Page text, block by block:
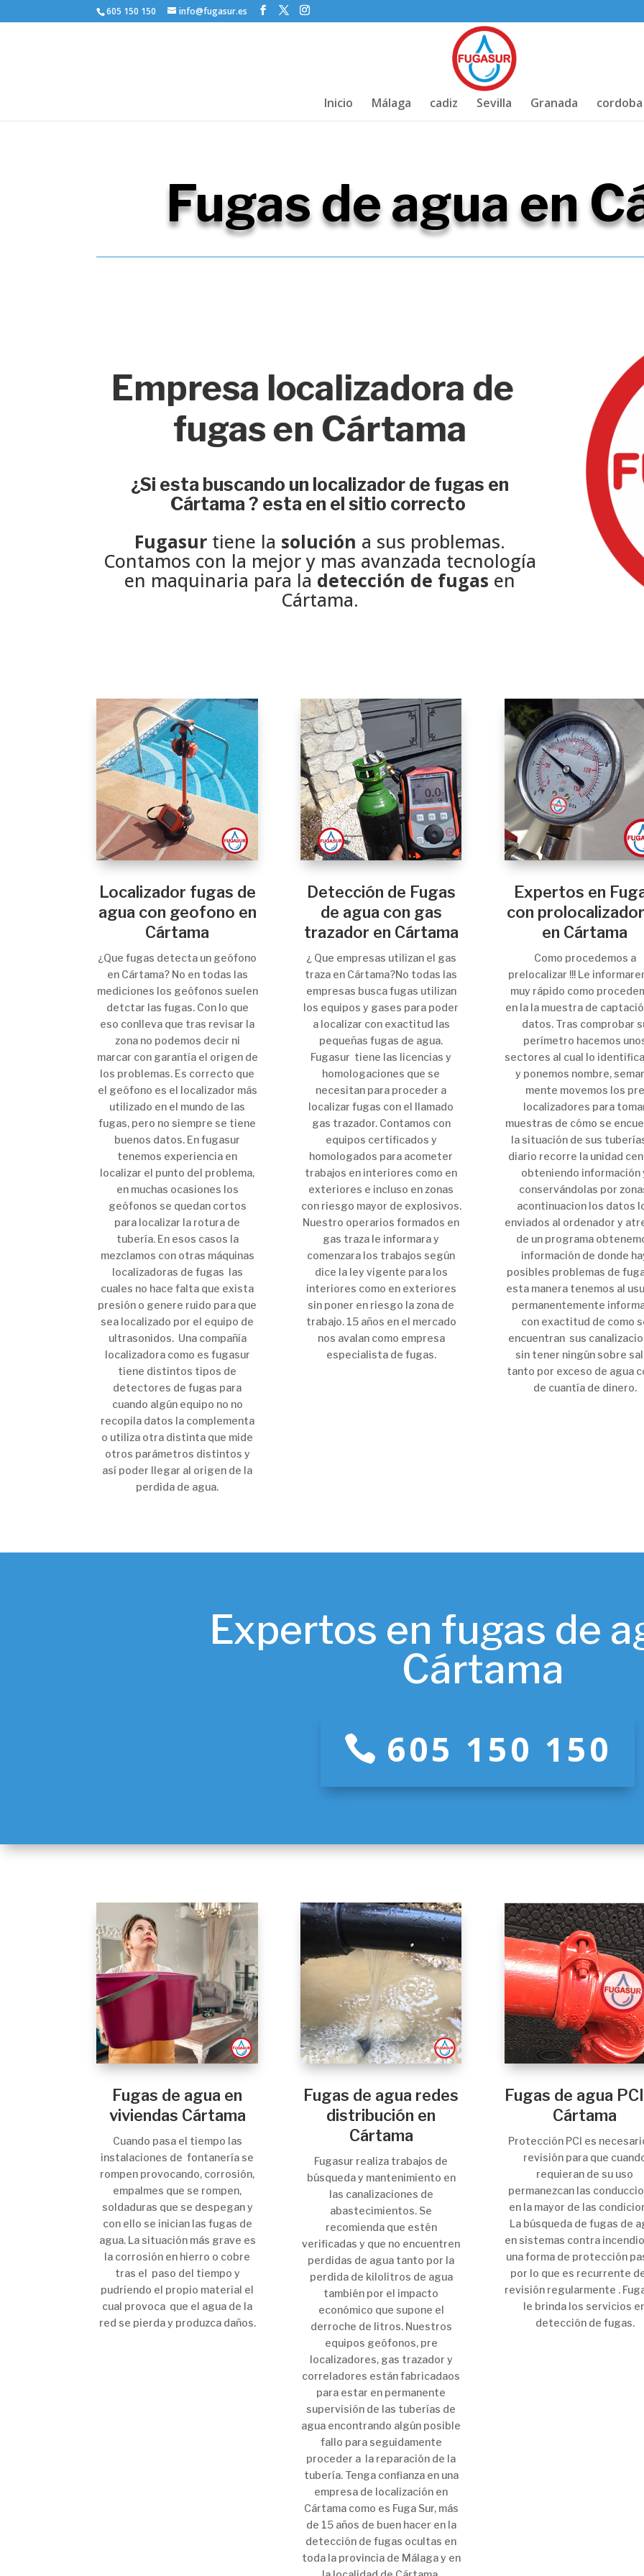
605 150 150 info@fugasur.es
Inicio Málaga cadiz Sevilla Granada cordoba
Fugas de agua en
Empresa localizadora de
fugas en Cártama
¿Si esta buscando un localizador de fugas en
Cártama ? esta en el sitio correcto
Fugasur tiene la solución a sus problemas.
Contamos con la mejor y mas avanzada tecnología
en maquinaria para la detección de fugas en
Cártama.
Localizador fugas de
agua con geofono en
Cártama
¿Que fugas detecta un geófono
en Cártama? No en todas las
mediciones los geófonos suelen
detctar las fugas. Con lo que
eso conlleva que tras revisar la
zona no podemos decir ni
marcar con garantía el origen de
los problemas. Es correcto que
el geófono es el localizador más
utilizado en el mundo de las
fugas, pero no siempre se tiene
buenos datos. En fugasur
tenemos experiencia en
localizar el punto del problema,
en muchas ocasiones los
geófonos se quedan cortos
para localizar la rotura de
tubería. En esos casos la
mezclamos con otras máquinas
localizadoras de fugas las
cuales no hace falta que exista
presión o genere ruido para que
sea localizado por el equipo de
ultrasonidos. Una compañía
localizadora como es fugasur
tiene distintos tipos de
detectores de fugas para
cuando algún equipo no no
recopila datos la complementa
o utiliza otra distinta que mide
otros parámetros distintos y
así poder llegar al origen de la
perdida de agua.
Detección de Fugas
de agua con gas
trazador en Cártama
¿ Que empresas utilizan el gas
traza en Cártama?No todas las
empresas busca fugas utilizan
los equipos y gases para poder
a localizar con exactitud las
pequeñas fugas de agua.
Fugasur tiene las licencias y
homologaciones que se
necesitan para proceder a
localizar fugas con el llamado
gas trazador. Contamos con
equipos certificados y
homologados para acometer
trabajos en interiores como en
exteriores e incluso en zonas
con riesgo mayor de explosivos.
Nuestro operarios formados en
gas traza le informara y
comenzara los trabajos según
dice la ley vigente para los
interiores como en exteriores
sin poner en riesgo la zona de
trabajo. 15 años en el mercado
nos avalan como empresa
especialista de fugas.
Expertos en
con
en Cártama
Como procedemos a
prelocalizar !!! Le
muy rápido como
en la la muestra de
datos. Tras comprobar
perímetro hacemos
sectores al cual lo
y ponemos nombre,
mente movemos los pre
localizadores para
muestras de cómo se
la situación de sus
diario recorre la unidad
obteniendo información
conservándolas por
acontinuacion los datos
enviados al ordenador y
de un programa
información de donde
posibles problemas de
esta manera tenemos al
permanentemente
con exactitud de como
encuentran sus
sin tener ningún sobre
tanto por exceso de agua
de cuantía de dinero.
Expertos en fugas de
Cártama
605 150 150
Fugas de agua en
viviendas Cártama
Cuando pasa el tiempo las
instalaciones de fontanería se
rompen provocando, corrosión,
empalmes que se rompen,
soldaduras que se despegan y
con ello se inician las fugas de
agua. La situación más grave es
la corrosión en hierro o cobre
tras el paso del tiempo y
pudriendo el propio material el
cual provoca que el agua de la
red se pierda y produzca daños.
Fugas de agua redes
distribución en
Cártama
Fugasur realiza trabajos de
búsqueda y mantenimiento en
las canalizaciones de
abastecimientos. Se
recomienda que estén
verificadas y que no encuentren
perdidas de agua tanto por la
perdida de kilolitros de agua
también por el impacto
económico que supone el
derroche de litros. Nuestros
equipos geófonos, pre
localizadores, gas trazador y
correladores están fabricadaos
para estar en permanente
supervisión de las tuberías de
agua encontrando algún posible
fallo para seguidamente
proceder a la reparación de la
tubería. Tenga confianza en una
empresa de localización en
Cártama como es Fuga Sur, más
de 15 años de buen hacer en la
detección de fugas ocultas en
toda la provincia de Málaga y en
Fugas de agua
Cártama
Protección PCI es
revisión para que
requieran de su uso
permanezcan las
en la mayor de las
La búsqueda de fugas de
en sistemas contra
una forma de protección
por lo que es recurrente
revisión regularmente .
le brinda los servicios
detección de fugas.